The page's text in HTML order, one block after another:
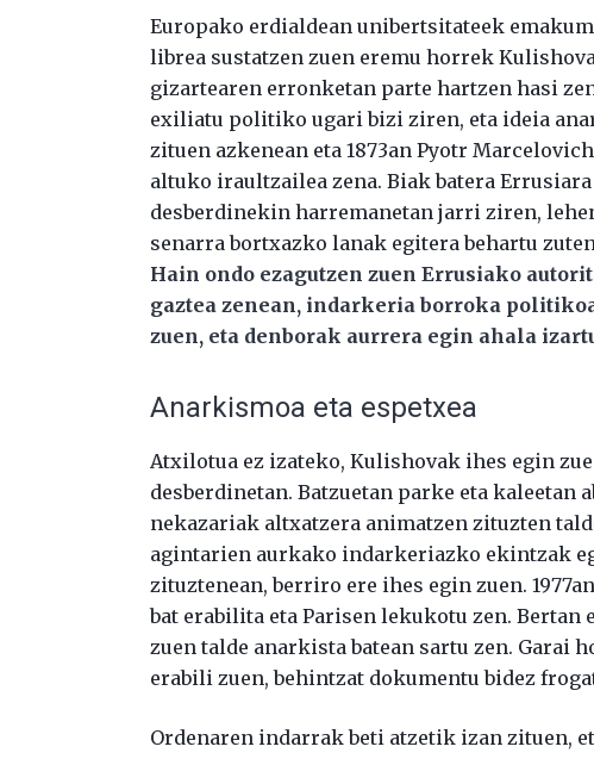
Europako erdialdean unibertsitateek
librea sustatzen zuen eremu horrek
gizartearen erronketan parte hartzen hasi
exiliatu politiko ugari bizi ziren, eta ideia
zituen azkenean eta 1873an Pyotr
altuko iraultzailea zena. Biak batera
desberdinekin harremanetan jarri ziren,
senarra bortxazko lanak egitera behartu
Hain ondo ezagutzen zuen Errusiako
gaztea zenean, indarkeria borroka
zuen, eta denborak aurrera egin ahala
Anarkismoa eta espetxea
Atxilotua ez izateko, Kulishovak ihes egin
desberdinetan. Batzuetan parke eta kaleetan
nekazariak altxatzera animatzen zituzten
agintarien aurkako indarkeriazko ekintzak
zituztenean, berriro ere ihes egin zuen.
bat erabilita eta Parisen lekukotu zen.
zuen talde anarkista batean sartu zen. Garai
erabili zuen, behintzat dokumentu bidez
Ordenaren indarrak beti atzetik izan zituen,